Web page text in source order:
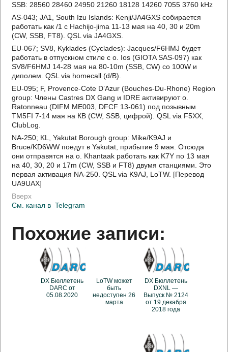
SSB: 28560 28460 24950 21260 18128 14260 7055 3760 kHz
AS-043; JA1, South Izu Islands: Kenji/JA4GXS собирается
работать как /1 с Hachijo-jima 11-13 мая на 40, 30 и 20m
(CW, SSB, FT8). QSL via JA4GXS.
EU-067; SV8, Kyklades (Cyclades): Jacques/F6HMJ будет
работать в отпускном стиле с о. Ios (GIOTA SAS-097) как
SV8/F6HMJ 14-28 мая на 80-10m (SSB, CW) со 100W и
диполем. QSL via homecall (d/B).
EU-095; F, Provence-Cote D’Azur (Bouches-Du-Rhone) Region
group: Члены Castres DX Gang и IDRE активируют о.
Ratonneau (DIFM ME003, DFCF 13-061) под позывным
TM5FI 7-14 мая на КВ (CW, SSB, цифрой). QSL via F5XX,
ClubLog.
NA-250; KL, Yakutat Borough group: Mike/K9AJ и
Bruce/KD6WW поедут в Yakutat, прибытие 9 мая. Отсюда
они отправятся на о. Khantaak работать как K7Y по 13 мая
на 40, 30, 20 и 17m (CW, SSB и FT8) двумя станциями. Это
первая активация NA-250. QSL via K9AJ, LoTW. [Перевод
UA9UAX]
Вверх
См. канал в Telegram
Похожие записи:
DX Бюллетень
DARC от
05.08.2020
LoTW может
быть
недоступен 26
марта
DX Бюллетень
DXNL —
Выпуск № 2124
от 19 декабря
2018 года